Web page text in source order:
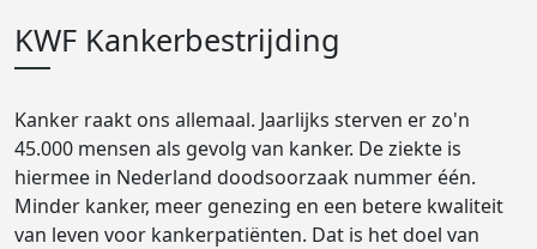
KWF Kankerbestrijding
Kanker raakt ons allemaal. Jaarlijks sterven er zo'n
45.000 mensen als gevolg van kanker. De ziekte is
hiermee in Nederland doodsoorzaak nummer één.
Minder kanker, meer genezing en een betere kwaliteit
van leven voor kankerpatiënten. Dat is het doel van